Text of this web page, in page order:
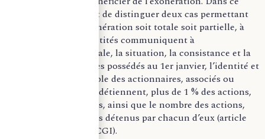
contexte, il convient de distinguer deux cas permettant
d’appliquer une exonération soit totale soit partielle, à
condition que les entités communiquent à
l’administration fiscale, la situation, la consistance et la
valeur des immeubles possédés au 1er janvier, l’identité et
l’adresse de l’ensemble des actionnaires, associés ou
autres membres qui détiennent, plus de 1 % des actions,
parts ou autres droits, ainsi que le nombre des actions,
parts ou autres droits détenus par chacun d’eux (article
990 E, 3°-d et -e du CGI).